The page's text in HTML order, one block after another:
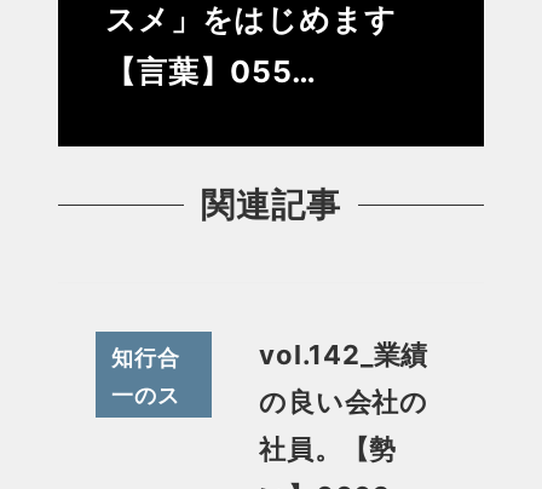
スメ」をはじめます
【言葉】055…
関連記事
知行合
一のス
vol.142_業績
の良い会社の
社員。【勢